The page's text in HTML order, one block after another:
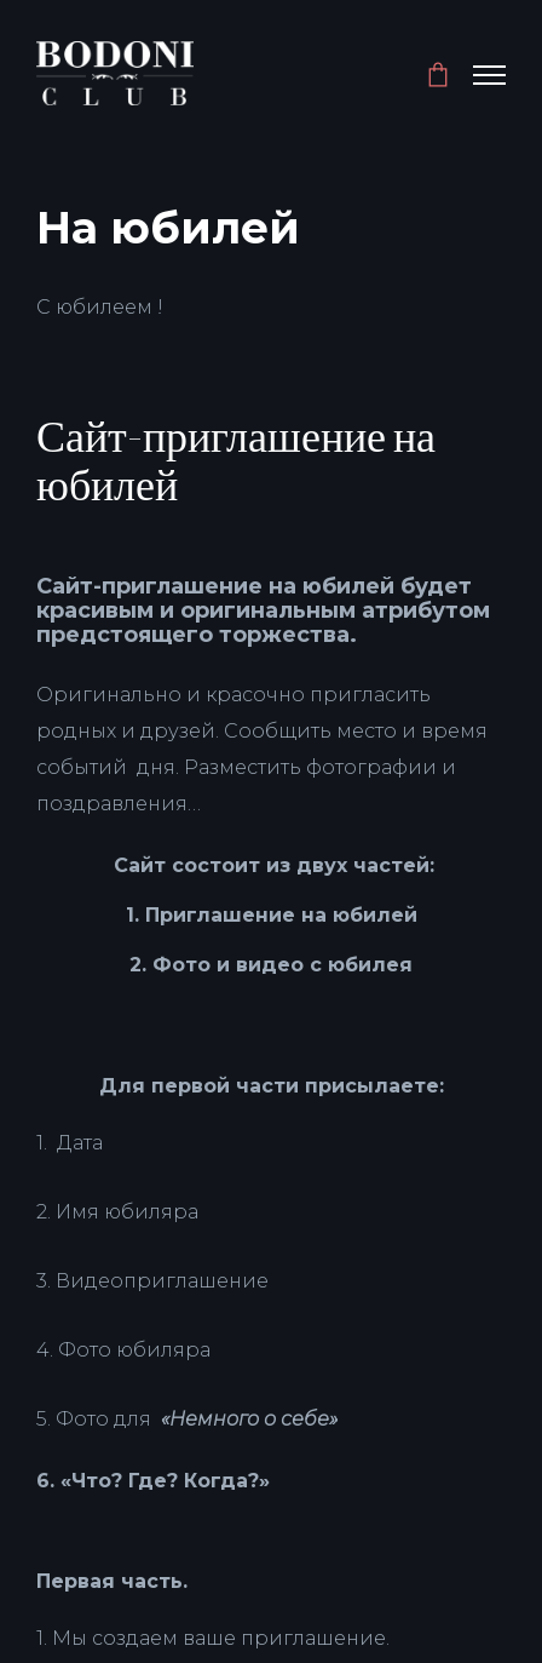
На юбилей
С юбилеем !
Сайт-приглашение на
юбилей
Сайт-приглашение на юбилей будет
красивым и оригинальным атрибутом
предстоящего торжества.
Оригинально и красочно пригласить
родных и друзей. Сообщить место и время
событий дня. Разместить фотографии и
поздравления…
Сайт состоит из двух частей:
1. Приглашение на юбилей
2. Фото и видео с юбилея
Для первой части присылаете:
1. Дата
2. Имя юбиляра
3. Видеоприглашение
4. Фото юбиляра
5. Фото для «Немного о себе»
6. «Что? Где? Когда?»
Первая часть.
1. Мы создаем ваше приглашение.